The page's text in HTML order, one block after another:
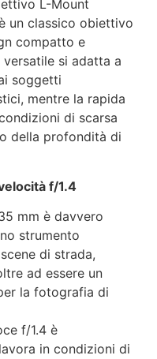
L-Mount
un classico obiettivo
compatto e
si adatta a
soggetti
mentre la rapida
di scarsa
della profondità di
f/1.4
mm è davvero
strumento
di strada,
ad essere un
la fotografia di
f/1.4 è
in condizioni di